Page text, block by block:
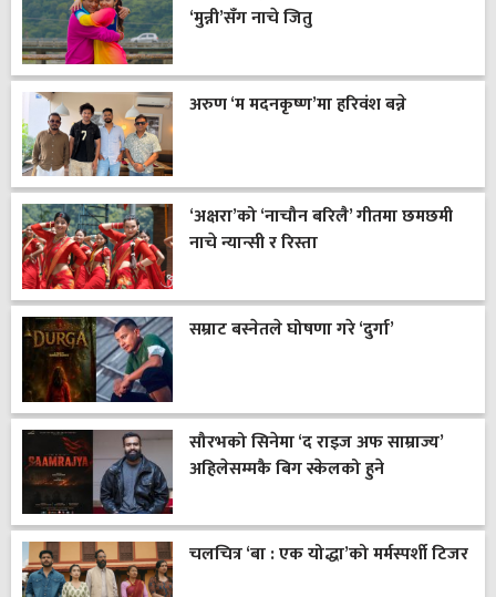
‘मुन्नी’सँग नाचे जितु
अरुण ‘म मदनकृष्ण’मा हरिवंश बन्ने
‘अक्षरा’को ‘नाचौन बरिलै’ गीतमा छमछमी
नाचे न्यान्सी र रिस्ता
सम्राट बस्नेतले घोषणा गरे ‘दुर्गा’
सौरभको सिनेमा ‘द राइज अफ साम्राज्य’
अहिलेसम्मकै बिग स्केलको हुने
चलचित्र ‘बा : एक योद्धा’को मर्मस्पर्शी टिजर